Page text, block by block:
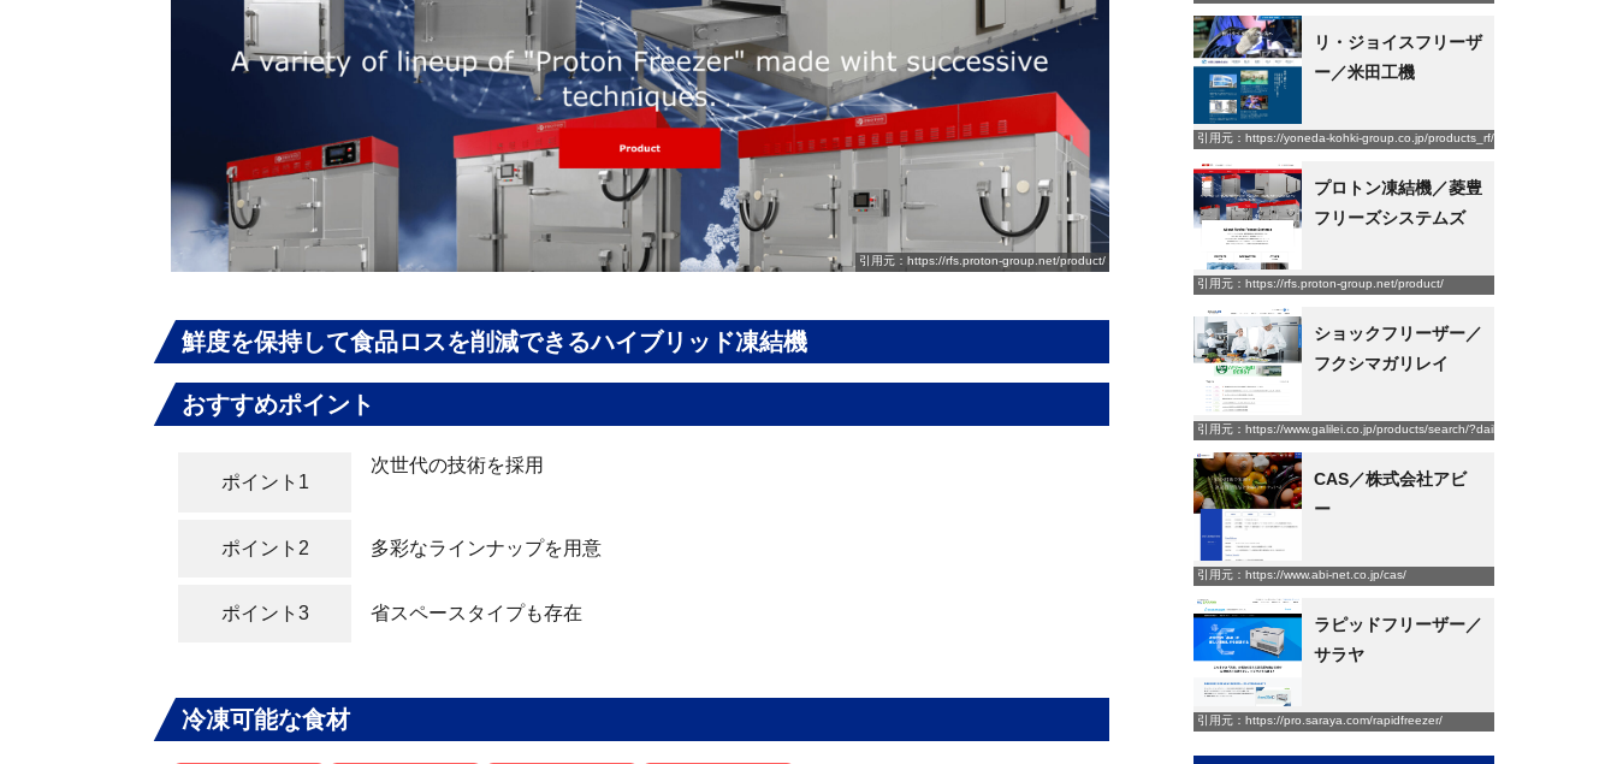
引用元：https://rfs.proton-group.net/product/
鮮度を保持して食品ロスを削減できるハイブリッド凍結機
おすすめポイント
ポイント1
次世代の技術を採用
ポイント2 多彩なラインナップを用意
ポイント3 省スペースタイプも存在
冷凍可能な食材
リ・ジョイスフリーザ
ー／米田工機
引用元：https://yoneda-kohki-group.co.jp/products_rf/
プロトン凍結機／菱豊
フリーズシステムズ
引用元：https://rfs.proton-group.net/product/
ショックフリーザー／
フクシマガリレイ
引用元：https://www.galilei.co.jp/products/search/
CAS／株式会社アビ
ー
引用元：https://www.abi-net.co.jp/cas/
ラピッドフリーザー／
サラヤ
引用元：https://pro.saraya.com/rapidfreezer/